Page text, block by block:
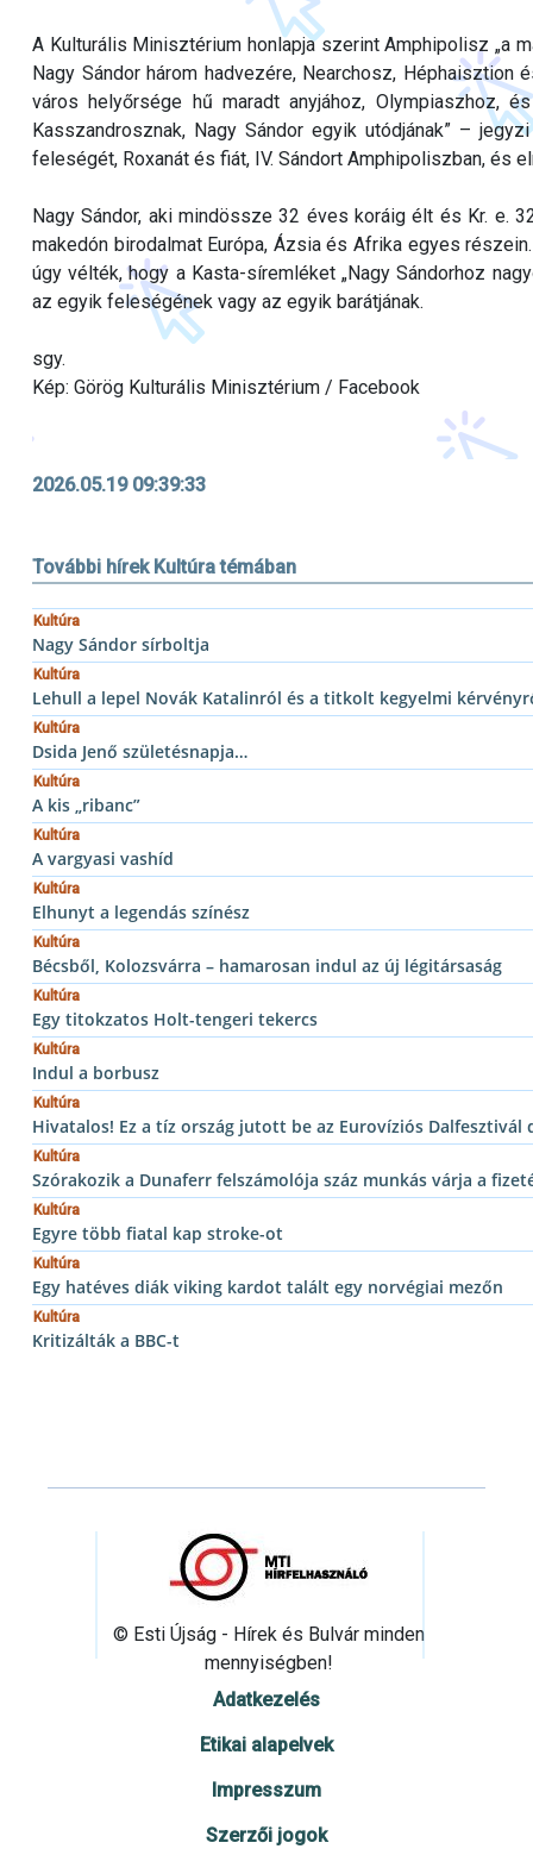
A Kulturális Minisztérium honlapja szerint Amphipolisz „a
Nagy Sándor három hadvezére, Nearchosz, Héphaisztion
város helyőrsége hű maradt anyjához, Olympiaszhoz,
Kasszandrosznak, Nagy Sándor egyik utódjának” –
feleségét, Roxanát és fiát, IV. Sándort Amphipoliszban, és
Nagy Sándor, aki mindössze 32 éves koráig élt és Kr. e.
makedón birodalmat Európa, Ázsia és Afrika egyes
úgy vélték, hogy a Kasta-síremléket „Nagy Sándorhoz
az egyik feleségének vagy az egyik barátjának.
sgy.
Kép: Görög Kulturális Minisztérium / Facebook
2026.05.19 09:39:33
További hírek Kultúra témában
Kultúra
Nagy Sándor sírboltja
Kultúra
Lehull a lepel Novák Katalinról és a titkolt kegyelmi
Kultúra
Dsida Jenő születésnapja…
Kultúra
A kis „ribanc”
Kultúra
A vargyasi vashíd
Kultúra
Elhunyt a legendás színész
Kultúra
Bécsből, Kolozsvárra – hamarosan indul az új légitársaság
Kultúra
Egy titokzatos Holt-tengeri tekercs
Kultúra
Indul a borbusz
Kultúra
Hivatalos! Ez a tíz ország jutott be az Eurovíziós Dalfesztivál
Kultúra
Szórakozik a Dunaferr felszámolója száz munkás várja a
Kultúra
Egyre több fiatal kap stroke-ot
Kultúra
Egy hatéves diák viking kardot talált egy norvégiai mezőn
Kultúra
Kritizálták a BBC-t
© Esti Újság - Hírek és Bulvár minden
mennyiségben!
Adatkezelés
Etikai alapelvek
Impresszum
Szerzői jogok